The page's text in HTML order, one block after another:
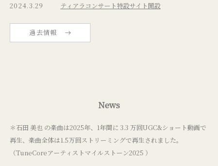
2024.3.29 ティアラコンサート特設サイト開設
過去情報
News
＊石田 美也 の楽曲は2025年、1年間に 3.3 万回UGC&ショート動画で
再生、楽曲全体は1.5万回ストリーミングで再生されました。
（TuneCoreアーティストマイルストーン2025 ）